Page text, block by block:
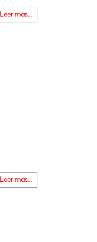
Leer más...
Leer más...